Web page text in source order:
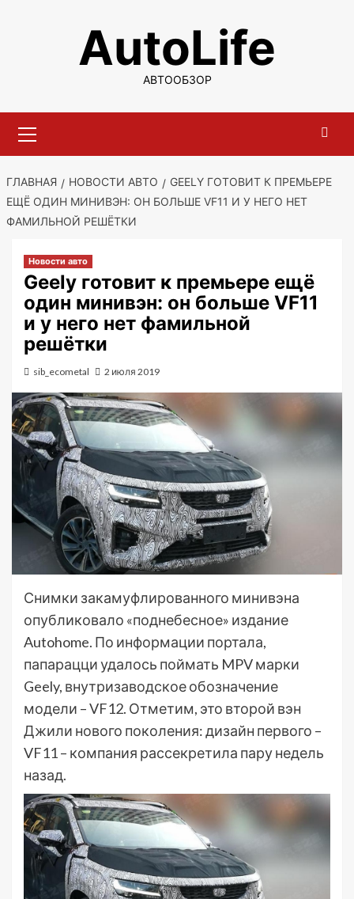
содержимомуAutoLife
АВТООБЗОР
меню
ГЛАВНАЯ НОВОСТИ АВТО
GEELY ГОТОВИТ К ПРЕМЬЕРЕ
ЕЩЁ ОДИН МИНИВЭН: ОН БОЛЬШЕ VF11 И У НЕГО НЕТ
ФАМИЛЬНОЙ РЕШЁТКИ
Новости авто
Geely готовит к премьере ещё
один минивэн: он больше VF11
и у него нет фамильной
решётки
sib_ecometal 2 июля 2019
Снимки закамуфлированного минивэна
опубликовало «поднебесное» издание
Autohome. По информации портала,
папарацци удалось поймать MPV марки
Geely, внутризаводское обозначение
модели – VF12. Отметим, это второй вэн
Джили нового поколения: дизайн первого –
VF11 – компания рассекретила пару недель
назад.